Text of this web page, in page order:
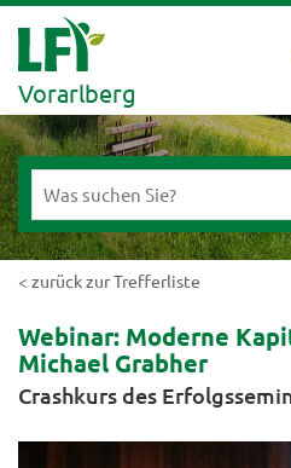
Vorarlberg
< zurück zur Trefferliste
Webinar: Moderne
Michael Grabher
Crashkurs des